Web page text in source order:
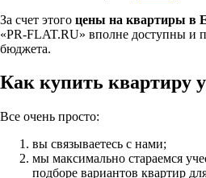
За счет этого цены на квартиры в
«PR-FLAT.RU» вполне доступны и
бюджета.
Как купить квартиру
Все очень просто:
вы связываетесь с нами;
мы максимально стараемся
подборе вариантов квартир